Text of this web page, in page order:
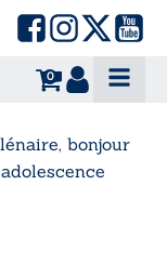
0
bonjour